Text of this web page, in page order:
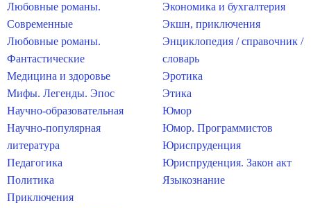
Любовные романы.
Современные
Любовные романы.
Фантастические
Медицина и здоровье
Мифы. Легенды. Эпос
Научно-образовательная
Научно-популярная
литература
Педагогика
Политика
Приключения
Экономика и бухгалтерия
Экшн, приключения
Энциклопедия / справочник /
словарь
Эротика
Этика
Юмор
Юмор. Программистов
Юриспруденция
Юриспруденция. Закон акт
Языкознание